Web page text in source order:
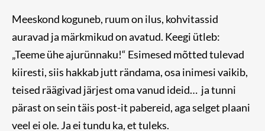
Meeskond koguneb, ruum on ilus, kohvitassid
auravad ja märkmikud on avatud. Keegi ütleb:
„Teeme ühe ajurünnaku!“ Esimesed mõtted tulevad
kiiresti, siis hakkab jutt rändama, osa inimesi vaikib,
teised räägivad järjest oma vanud ideid… ja tunni
pärast on sein täis post-it pabereid, aga selget plaani
veel ei ole. Ja ei tundu ka, et tuleks.